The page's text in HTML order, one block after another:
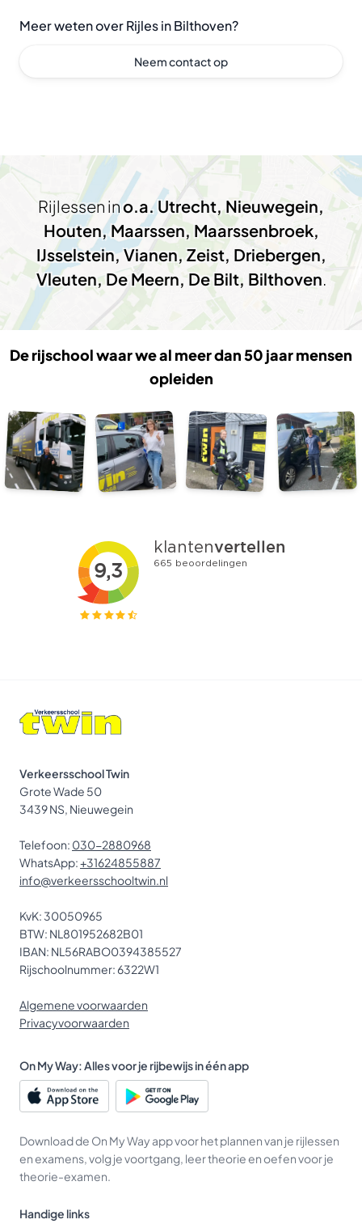
Meer weten over Rijles in Bilthoven?
Neem contact op
Rijlessen ino.a. Utrecht, Nieuwegein,
Houten, Maarssen, Maarssenbroek,
IJsselstein, Vianen, Zeist, Driebergen,
Vleuten, De Meern, De Bilt, Bilthoven.
De rijschool waar we al meer dan 50 jaar mensen
opleiden
Verkeersschool Twin
Grote Wade 50
3439 NS, Nieuwegein
Telefoon: 030-2880968
WhatsApp:+31624855887
info@verkeersschooltwin.nl
KvK: 30050965
BTW: NL801952682B01
IBAN: NL56RABO0394385527
Rijschoolnummer: 6322W1
Algemene voorwaarden
Privacyvoorwaarden
On My Way: Alles voor je rijbewijs in één app
Download de On My Way app voor het plannen van je rijlessen
en examens, volg je voortgang, leer theorie en oefen voor je
theorie-examen.
Handige links